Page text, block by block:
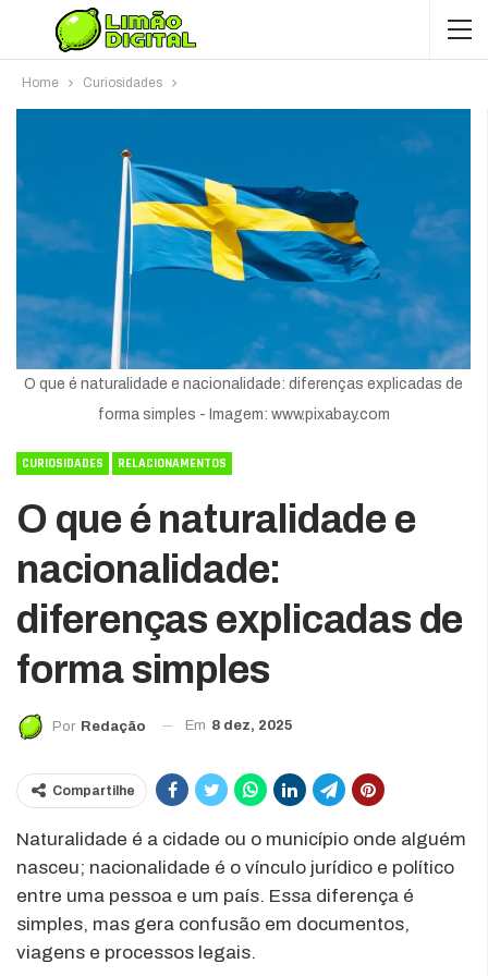
Home Curiosidades
O que é naturalidade e nacionalidade: diferenças explicadas de
forma simples - Imagem: www.pixabay.com
CURIOSIDADES RELACIONAMENTOS
O que é naturalidade e
nacionalidade:
diferenças explicadas de
forma simples
Por Redação Em 8 dez, 2025
Compartilhe
Naturalidade é a cidade ou o município onde alguém
nasceu; nacionalidade é o vínculo jurídico e político
entre uma pessoa e um país. Essa diferença é
simples, mas gera confusão em documentos,
viagens e processos legais.